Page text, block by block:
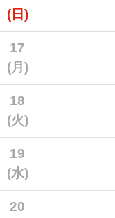
(日)
17
(月)
18
(火)
19
(水)
20